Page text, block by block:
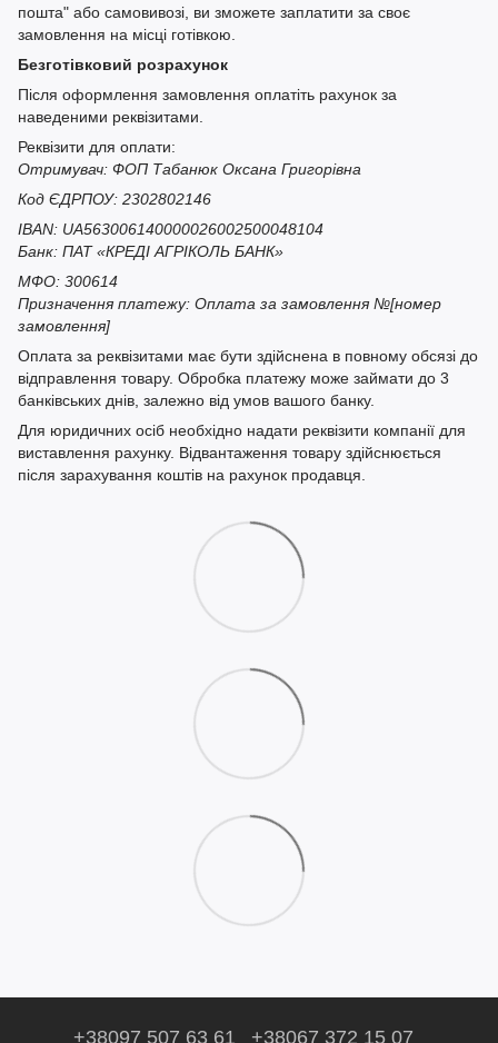
пошта" або самовивозі, ви зможете заплатити за своє
замовлення на місці готівкою.
Безготівковий розрахунок
Після оформлення замовлення оплатіть рахунок за
наведеними реквізитами.
Реквізити для оплати:
Отримувач: ФОП Табанюк Оксана Григорівна
Код ЄДРПОУ: 2302802146
IBAN: UA563006140000026002500048104
Банк: ПАТ «КРЕДІ АГРІКОЛЬ БАНК»
МФО: 300614
Призначення платежу: Оплата за замовлення №[номер
замовлення]
Оплата за реквізитами має бути здійснена в повному обсязі до
відправлення товару. Обробка платежу може займати до 3
банківських днів, залежно від умов вашого банку.
Для юридичних осіб необхідно надати реквізити компанії для
виставлення рахунку. Відвантаження товару здійснюється
після зарахування коштів на рахунок продавця.
+38097 507 63 61 +38067 372 15 07